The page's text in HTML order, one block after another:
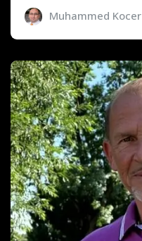
Muhammed Kocer